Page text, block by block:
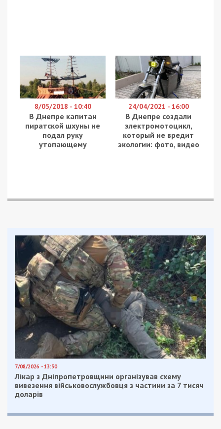
8/05/2018 - 10:40
В Днепре капитан
пиратской шхуны не
подал руку
утопающему
24/04/2021 - 16:00
В Днепре создали
электромотоцикл,
который не вредит
экологии: фото, видео
7/08/2026 - 13:30
Лікар з Дніпропетровщини організував схему
вивезення військовослужбовця з частини за 7 тисяч
доларів